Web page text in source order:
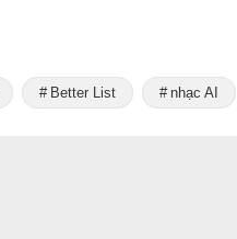
Better List nhạc AI